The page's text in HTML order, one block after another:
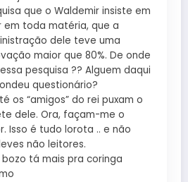
que o Waldemir insiste em
em toda matéria, que a
dele teve uma
maior que 80%. De onde
pesquisa ?? Alguem daqui
questionário?
os “amigos” do rei puxam o
dele. Ora, façam-me o
Isso é tudo lorota .. e não
não leitores.
bozo tá mais pra coringa